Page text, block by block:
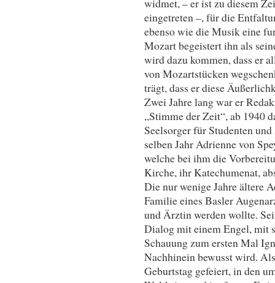
eingetreten –, für die
ebenso wie die Musik eine
Mozart begeistert ihn als
wird dazu kommen, dass er
von Mozartstücken
trägt, dass er diese
Zwei Jahre lang war er
„Stimme der Zeit“, ab 1940
Seelsorger für Studenten
selben Jahr Adrienne von
welche bei ihm die
Kirche, ihr Katechumenat,
Die nur wenige Jahre ältere
Familie eines Basler
und Ärztin werden wollte.
Dialog mit einem Engel, mit
Schauung zum ersten Mal
Nachhinein bewusst wird.
Geburtstag gefeiert, in den